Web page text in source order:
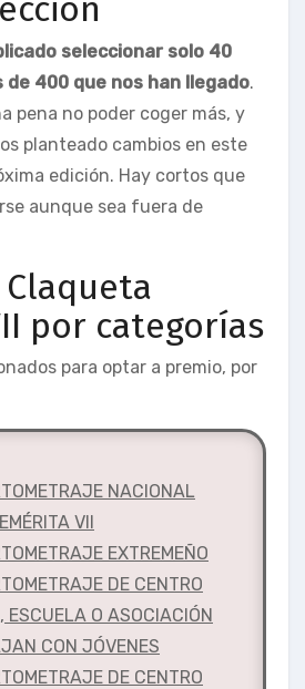
seleccionar solo 40
de 400 que nos han llegado.
pena no poder coger más, y
planteado cambios en este
edición. Hay cortos que
aunque sea fuera de
por categorías
para optar a premio, por
NACIONAL
VII
EXTREMEÑO
DE CENTRO
ESCUELA O ASOCIACIÓN
CON JÓVENES
DE CENTRO